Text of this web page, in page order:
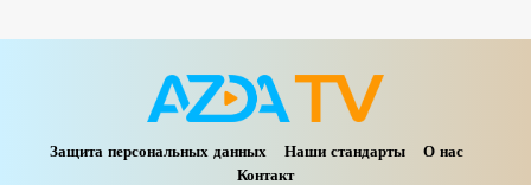
Защита персональных данных Наши стандарты
О нас
Контакт